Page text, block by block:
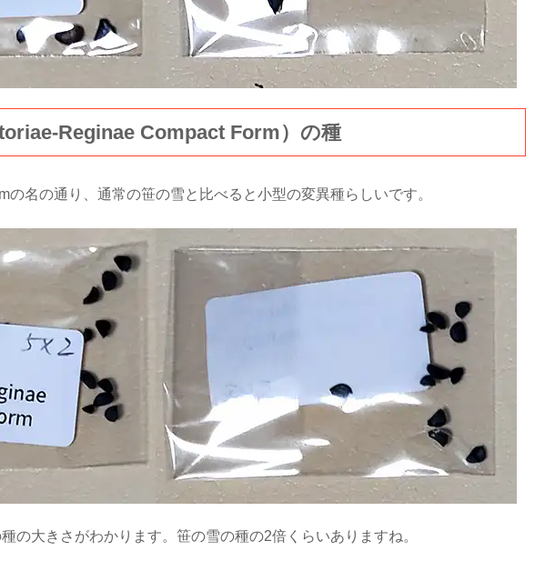
Reginae Compact Form）の種
の名の通り、通常の笹の雪と比べると小型の変異種らしいです。
の大きさがわかります。笹の雪の種の2倍くらいありますね。